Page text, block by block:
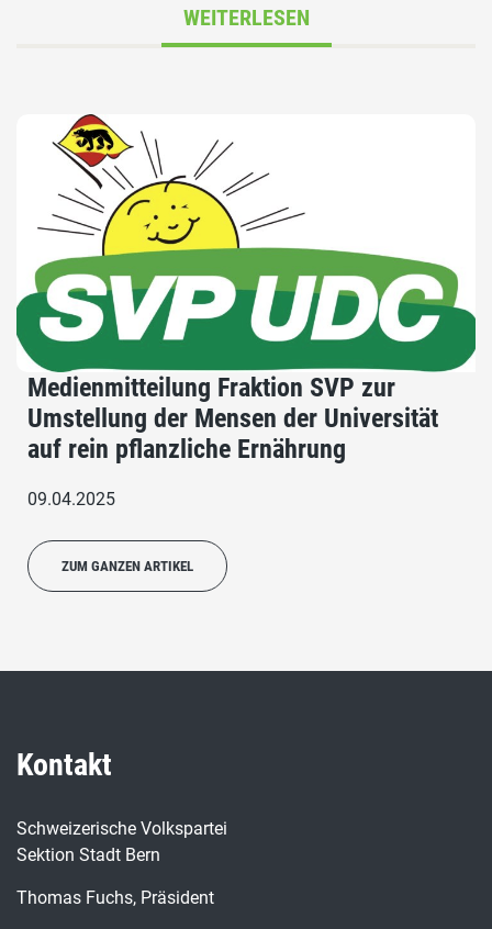
WEITERLESEN
Medienmitteilung Fraktion SVP zur
Umstellung der Mensen der Universität
auf rein pflanzliche Ernährung
09.04.2025
ZUM GANZEN ARTIKEL
Kontakt
Schweizerische Volkspartei
Sektion Stadt Bern
Thomas Fuchs, Präsident